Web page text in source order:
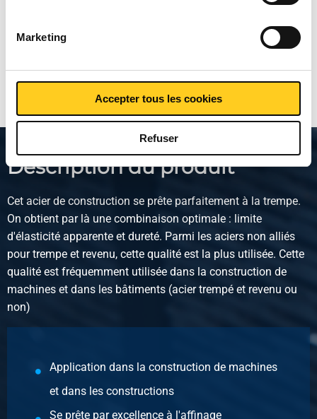
Marketing
Accepter tous les cookies
Refuser
Montrer plus
Description du produit
Cet acier de construction se prête parfaitement à la trempe.
On obtient par là une combinaison optimale : limite
d'élasticité apparente et dureté. Parmi les aciers non alliés
pour trempe et revenu, cette qualité est la plus utilisée. Cette
qualité est fréquemment utilisée dans la construction de
machines et dans les bâtiments (acier trempé et revenu ou
non)
Application dans la construction de machines
et dans les constructions
Se prête par excellence à l'affinage